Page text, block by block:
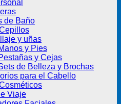
de Baño
y uñas
y Pies
y Cejas
de Belleza y Brochas
para el Cabello
Viaje